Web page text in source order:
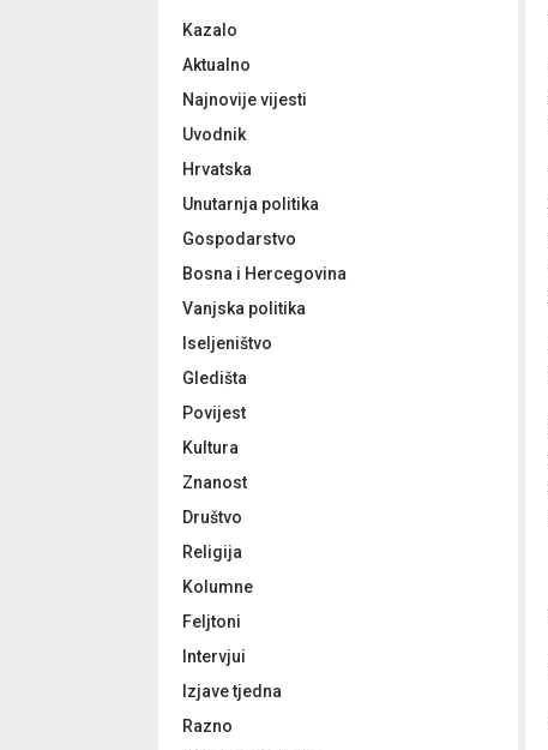
o
r
Kazalo
Aktualno
Najnovije vijesti
Uvodnik
Hrvatska
Unutarnja politika
Gospodarstvo
Bosna i Hercegovina
Vanjska politika
Iseljeništvo
Gledišta
Povijest
Kultura
Znanost
Društvo
Religija
Kolumne
Feljtoni
Intervjui
Izjave tjedna
Razno